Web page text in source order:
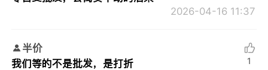
2026-04-16 11:37
半价
我们等的不是批发，是打折
1